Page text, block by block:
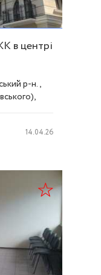
в центрі
р-н.,
14.04.26